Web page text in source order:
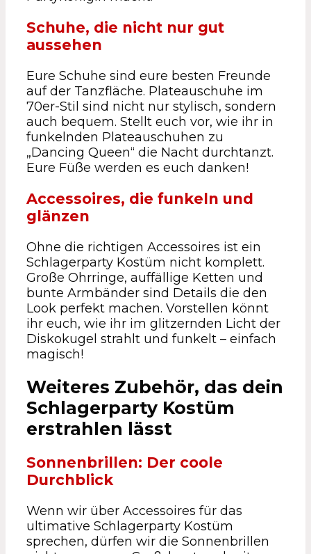
Schuhe, die nicht nur gut
aussehen
Eure Schuhe sind eure besten Freunde
auf der Tanzfläche. Plateauschuhe im
70er-Stil sind nicht nur stylisch, sondern
auch bequem. Stellt euch vor, wie ihr in
funkelnden Plateauschuhen zu
„Dancing Queen“ die Nacht durchtanzt.
Eure Füße werden es euch danken!
Accessoires, die funkeln und
glänzen
Ohne die richtigen Accessoires ist ein
Schlagerparty Kostüm nicht komplett.
Große Ohrringe, auffällige Ketten und
bunte Armbänder sind Details die den
Look perfekt machen. Vorstellen könnt
ihr euch, wie ihr im glitzernden Licht der
Diskokugel strahlt und funkelt – einfach
magisch!
Weiteres Zubehör, das dein
Schlagerparty Kostüm
erstrahlen lässt
Sonnenbrillen: Der coole
Durchblick
Wenn wir über Accessoires für das
ultimative Schlagerparty Kostüm
sprechen, dürfen wir die Sonnenbrillen